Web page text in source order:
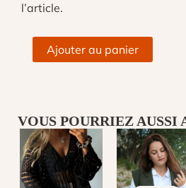
l’article.
quantité
de
manches
blanc
coeurs
rouge
Ajouter au panier
VOUS POURRIEZ AUSSI